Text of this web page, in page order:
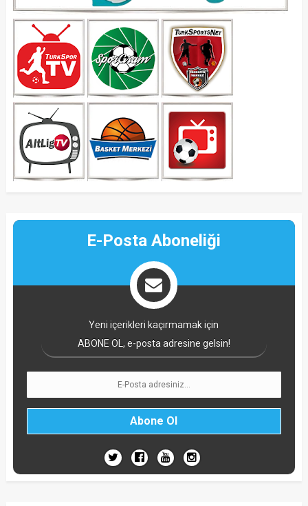
E-Posta Aboneliği
Yeni içerikleri kaçırmamak için
ABONE OL, e-posta adresine gelsin!